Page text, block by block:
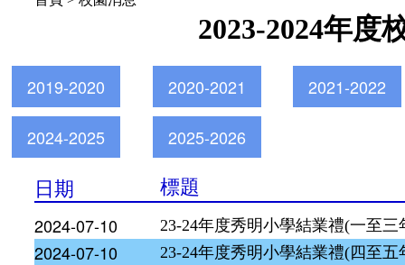
2023-2024年度
2019-2020 2020-2021 2021-2022
2024-2025 2025-2026
日期 標題
2024-07-10 23-24年度秀明小學結業禮(一至三
2024-07-10 23-24年度秀明小學結業禮(四至五